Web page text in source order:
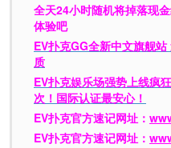
全天24小时随机将掉落现
体验吧
EV扑克GG全新中文旗舰站
质
EV扑克娱乐场强势上线疯
次！国际认证最安心！
EV扑克官方速记网址：
EV扑克官方速记网址：